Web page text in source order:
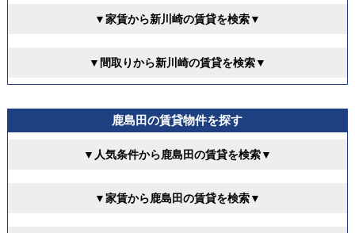
▼家賃から新川崎の賃貸を検索▼
▼間取りから新川崎の賃貸を検索▼
鹿島田の賃貸物件を探す
▼人気条件から鹿島田の賃貸を検索▼
▼家賃から鹿島田の賃貸を検索▼